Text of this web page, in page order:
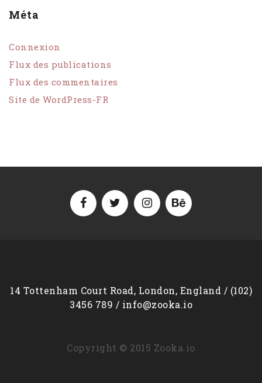
Méta
Connexion
Flux des publications
Flux des commentaires
Site de WordPress-FR
14 Tottenham Court Road, London, England / (102)
3456 789 / info@zooka.io
Copyright © 2015 Zooka.io